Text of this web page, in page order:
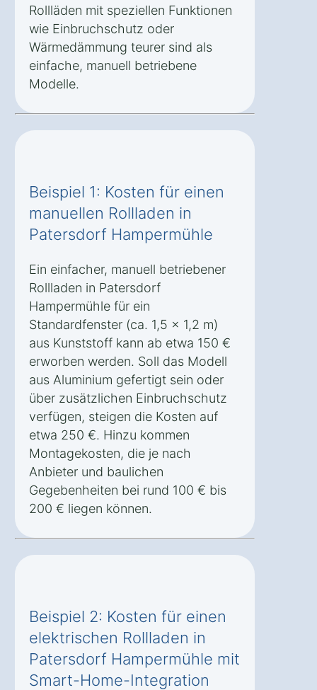
Rollläden mit speziellen Funktionen
wie Einbruchschutz oder
Wärmedämmung teurer sind als
einfache, manuell betriebene
Modelle.
Beispiel 1: Kosten für einen
manuellen Rollladen in
Patersdorf Hampermühle
Ein einfacher, manuell betriebener
Rollladen in Patersdorf
Hampermühle für ein
Standardfenster (ca. 1,5 x 1,2 m)
aus Kunststoff kann ab etwa 150 €
erworben werden. Soll das Modell
aus Aluminium gefertigt sein oder
über zusätzlichen Einbruchschutz
verfügen, steigen die Kosten auf
etwa 250 €. Hinzu kommen
Montagekosten, die je nach
Anbieter und baulichen
Gegebenheiten bei rund 100 € bis
200 € liegen können.
Beispiel 2: Kosten für einen
elektrischen Rollladen in
Patersdorf Hampermühle mit
Smart-Home-Integration